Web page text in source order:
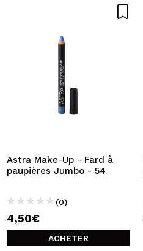
Astra Make-Up - Fard à
paupières Jumbo - 54
(0)
4,50€
ACHETER